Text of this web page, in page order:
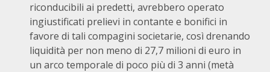
riconducibili ai predetti, avrebbero operato
ingiustificati prelievi in contante e bonifici in
favore di tali compagini societarie, così drenando
liquidità per non meno di 27,7 milioni di euro in
un arco temporale di poco più di 3 anni (metà